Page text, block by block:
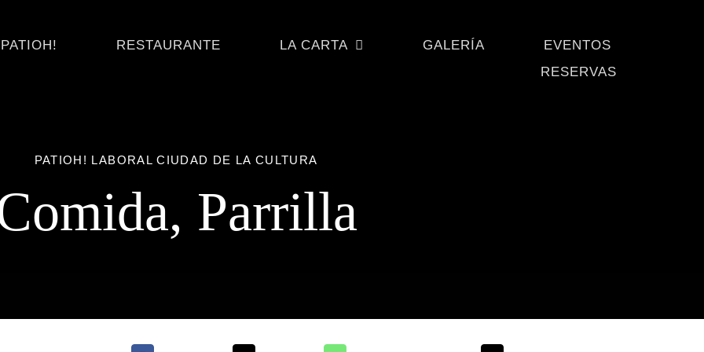
PATIOH! RESTAURANTE LA CARTA GALERÍA
EVENTOS
RESERVAS
PATIOH! LABORAL CIUDAD DE LA CULTURA
, Parrilla